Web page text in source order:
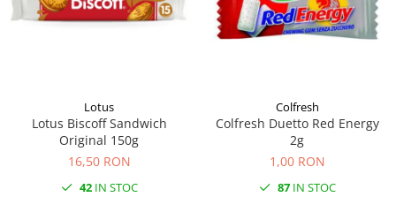
Lotus
Lotus Biscoff Sandwich
Original 150g
16,50 RON
42IN STOC
Colfresh
Colfresh Duetto Red Energy
2g
1,00 RON
87IN STOC